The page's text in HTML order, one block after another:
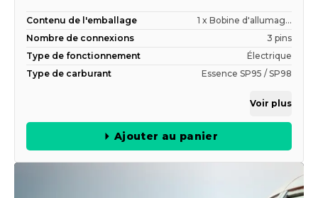
Contenu de l'emballage
1 x Bobine d'allumag...
Nombre de connexions
3 pins
Type de fonctionnement
Électrique
Type de carburant
Essence SP95 / SP98
Voir plus
Ajouter au panier